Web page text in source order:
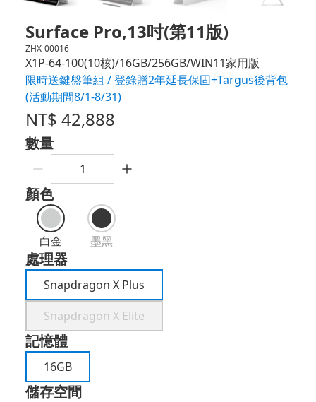
Surface Pro,13吋(第11版)
ZHX-00016
X1P-64-100(10核)/16GB/256GB/WIN11家用版
限時送鍵盤筆組 / 登錄贈2年延長保固+Targus後背包
(活動期間8/1-8/31)
NT$ 42,888
數量
顏色
白金 墨黑
處理器
Snapdragon X Plus
Snapdragon X Elite
記憶體
16GB
儲存空間